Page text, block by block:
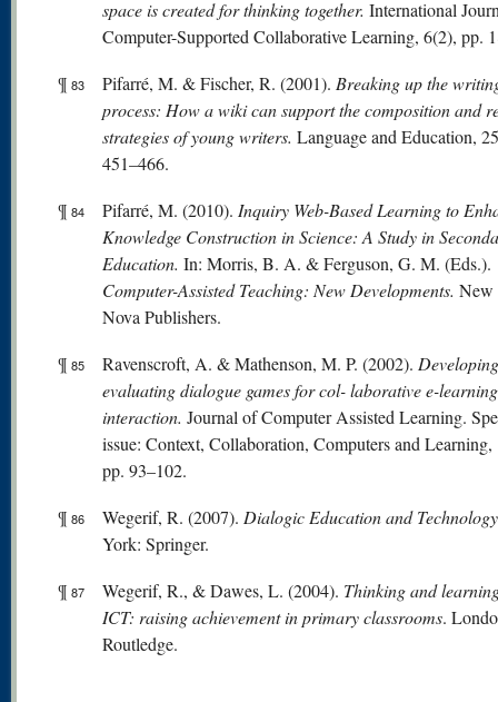
space is created for thinking together. International
Computer-Supported Collaborative Learning, 6(2), pp.
¶ 83 Pifarré, M. & Fischer, R. (2001). Breaking up the
process: How a wiki can support the composition and
strategies of young writers. Language and Education,
451–466.
¶ 84 Pifarré, M. (2010). Inquiry Web-Based Learning to
Knowledge Construction in Science: A Study in
Education. In: Morris, B. A. & Ferguson, G. M. (Eds.).
Computer-Assisted Teaching: New Developments. New
Nova Publishers.
¶ 85 Ravenscroft, A. & Mathenson, M. P. (2002).
evaluating dialogue games for col- laborative e-learning
interaction. Journal of Computer Assisted Learning.
issue: Context, Collaboration, Computers and Learning,
pp. 93–102.
¶ 86 Wegerif, R. (2007). Dialogic Education and
York: Springer.
¶ 87 Wegerif, R., & Dawes, L. (2004). Thinking and
ICT: raising achievement in primary classrooms.
Routledge.